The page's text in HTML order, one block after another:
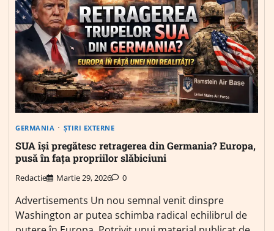
GERMANIA ȘTIRI EXTERNE
SUA își pregătesc retragerea din Germania? Europa,
pusă în fața propriilor slăbiciuni
Redactie Martie 29, 2026 0
Advertisements Un nou semnal venit dinspre
Washington ar putea schimba radical echilibrul de